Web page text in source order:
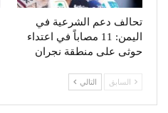
تحالف دعم الشرعية في
اليمن: 11 مصاباً في اعتداء
حوثى على منطقة نجران
السابق التالي